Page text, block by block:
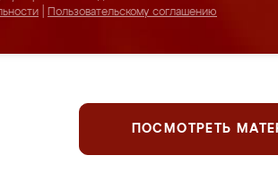
Пользовательскому соглашению
ПОСМОТРЕТЬ